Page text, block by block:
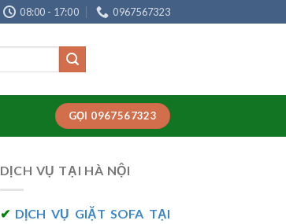
08:00 - 17:00 0967567323
GỌI 0967567323
DỊCH VỤ TẠI HÀ NỘI
✔ DỊCH VỤ GIẶT SOFA TẠI